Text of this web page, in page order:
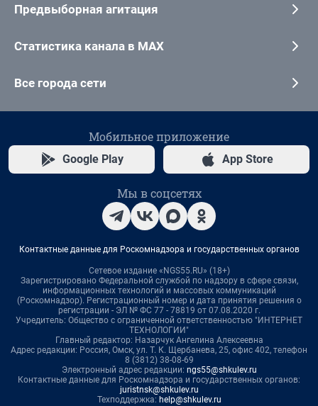
Предвыборная агитация
Статистика канала в MAX
Все города сети
Мобильное приложение
Google Play App Store
Мы в соцсетях
Контактные данные для Роскомнадзора и государственных органов
Сетевое издание «NGS55.RU» (18+)
Зарегистрировано Федеральной службой по надзору в сфере связи,
информационных технологий и массовых коммуникаций
(Роскомнадзор). Регистрационный номер и дата принятия решения о
регистрации - ЭЛ № ФС 77 - 78819 от 07.08.2020 г.
Учредитель: Общество с ограниченной ответственностью "ИНТЕРНЕТ
ТЕХНОЛОГИИ"
Главный редактор: Назарчук Ангелина Алексеевна
Адрес редакции: Россия, Омск, ул. Т. К. Щербанева, 25, офис 402, телефон
8 (3812) 38-08-69
Электронный адрес редакции: ngs55@shkulev.ru
Контактные данные для Роскомнадзора и государственных органов:
juristnsk@shkulev.ru
Техподдержка: help@shkulev.ru